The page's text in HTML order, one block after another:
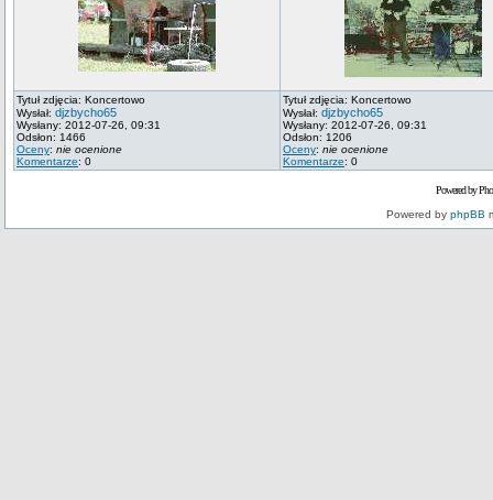
Tytuł zdjęcia: Koncertowo
Wysłał: djzbycho65
Wysłany: 2012-07-26, 09:31
Odsłon: 1466
Oceny: nie ocenione
Komentarze: 0
Tytuł zdjęcia: Koncertowo
Wysłał: djzbycho65
Wysłany: 2012-07-26, 09:31
Odsłon: 1206
Oceny: nie ocenione
Komentarze: 0
Powered by
Powered by phpBB